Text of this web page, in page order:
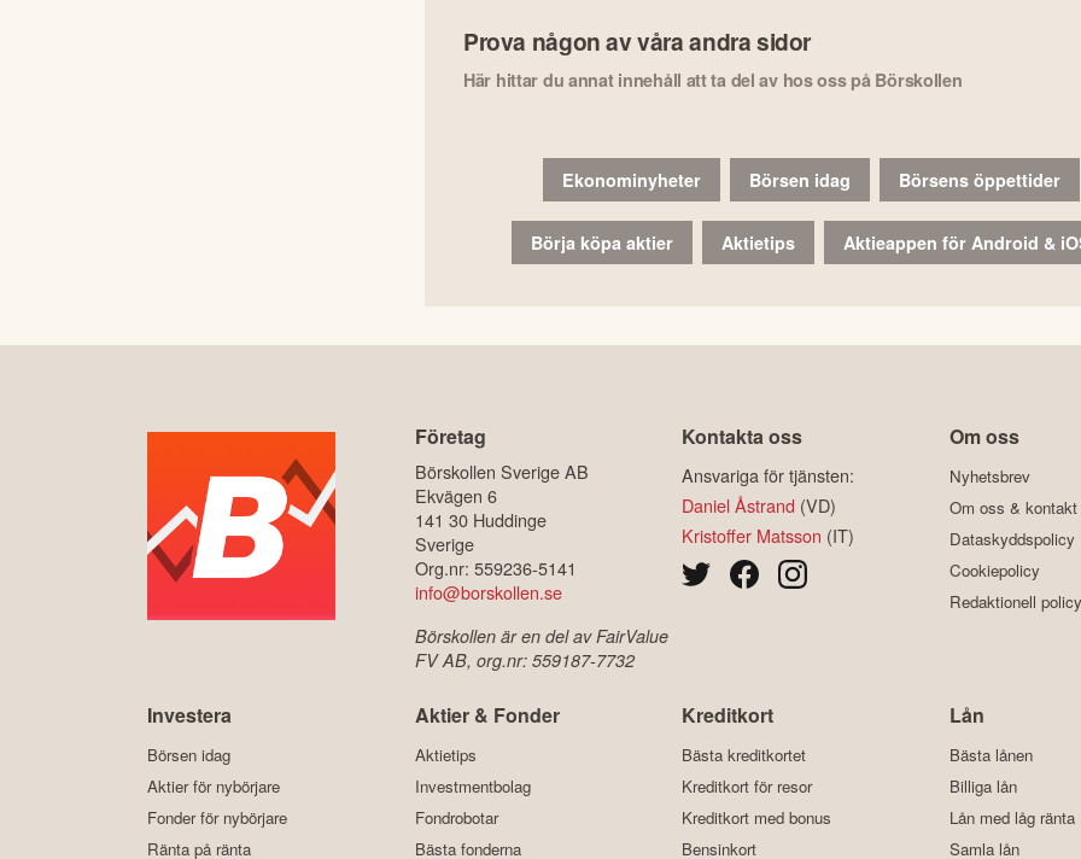
Prova någon av våra andra sidor
Här hittar du annat innehåll att ta del av hos oss på Börskollen
Ekonominyheter Börsen idag Börsens öppettider
Börja köpa aktier Aktietips Aktieappen för Android &
Företag
Börskollen Sverige AB
Ekvägen 6
141 30 Huddinge
Sverige
Org.nr: 559236-5141
info@borskollen.se
Börskollen är en del av FairValue
FV AB, org.nr: 559187-7732
Kontakta oss
Ansvariga för tjänsten:
Daniel Åstrand (VD)
Kristoffer Matsson (IT)
Om oss
Nyhetsbrev
Om oss & kontakt
Dataskyddspolicy
Cookiepolicy
Redaktionell policy
Investera
Börsen idag
Aktier för nybörjare
Fonder för nybörjare
Ränta på ränta
Aktier & Fonder
Aktietips
Investmentbolag
Fondrobotar
Bästa fonderna
Kreditkort
Bästa kreditkortet
Kreditkort för resor
Kreditkort med bonus
Bensinkort
Lån
Bästa lånen
Billiga lån
Lån med låg ränta
Samla lån